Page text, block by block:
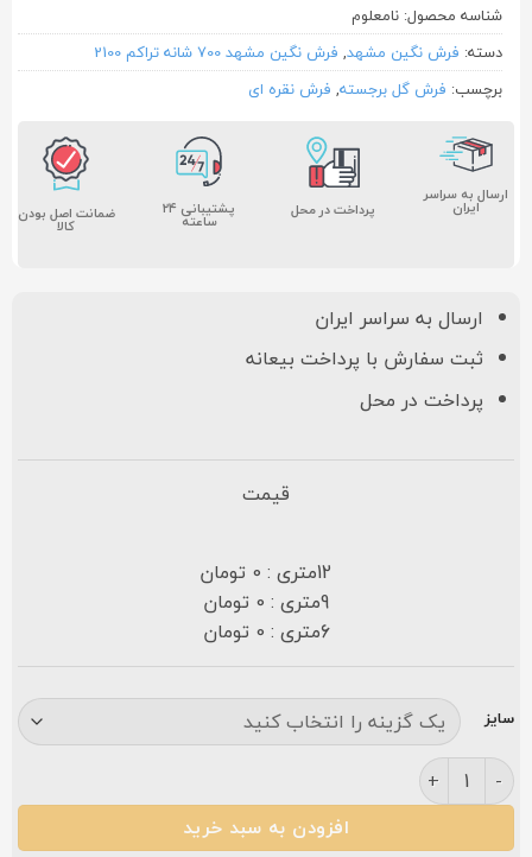
شناسه محصول: نامعلوم
دسته: فرش نگین مشهد, فرش نگین مشهد 700 شانه تراکم 2100
برچسب: فرش گل برجسته, فرش نقره ای
ارسال به سراسر
ایران پرداخت در محل پشتیبانی ۲۴
ساعته ضمانت اصل بودن
کالا
ارسال به سراسر ایران
ثبت سفارش با پرداخت بیعانه
پرداخت در محل
قیمت
12متری : 0 تومان
9متری : 0 تومان
6متری : 0 تومان
سایز
فرش نگین مشهد ۷۰۰ شانه کد ۷۲۵ نقره ای گلبرجسته عدد
افزودن به سبد خرید